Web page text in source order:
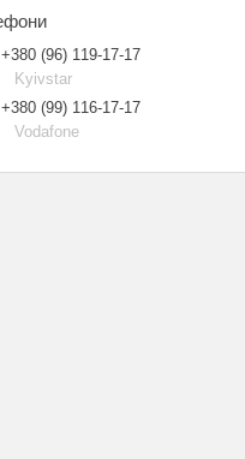
+380 (96) 119-17-17
Kyivstar
+380 (99) 116-17-17
Vodafone